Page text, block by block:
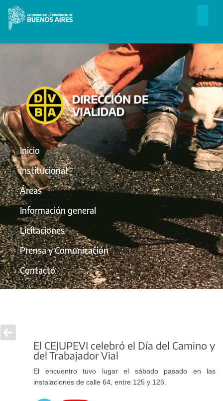
Inicio
Institucional
Áreas
Información general
Licitaciones
Prensa y Comunicación
Contacto
El CEJUPEVI celebró el Día del Camino y
del Trabajador Vial
El encuentro tuvo lugar el sábado pasado en las
instalaciones de calle 64, entre 125 y 126.